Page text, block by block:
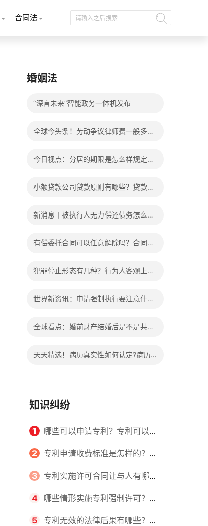
合同法
婚姻法
“深言未来”智能政务一体机发布
全球今头条！劳动争议律师费一般多少
今日视点：分居的期限是怎么样规定
小额贷款公司贷款原则有哪些？贷款不
新消息丨被执行人无力偿还债务怎么
有偿委托合同可以任意解除吗？合同无
犯罪停止形态有几种？行为人客观上实
世界新资讯：申请强制执行要注意什么
全球看点：婚前财产结婚后是不是共同
天天精选！病历真实性如何认定?病历
知识纠纷
1 哪些可以申请专利？专利可以同
时多个人一起申请吗？
2 专利申请收费标准是怎样的？申
请不同类型的专利所需要的钱不同
3 专利实施许可合同让与人有哪些
主要义务？专利实施许可合同与专利
许可合同有什么区别？
4 哪些情形实施专利强制许可？专
利强制许可的前提条件是什么？
5 专利无效的法律后果有哪些？专